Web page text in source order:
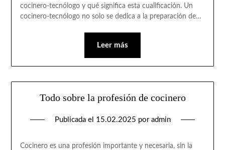
cocinero-tecnólogo y qué significa esta cualificación. Un
cocinero-tecnólogo no solo se dedica a la preparación de…
Leer más
Todo sobre la profesión de cocinero
Publicada el 15.02.2025 por admin
Cocinero es una profesión importante y necesaria, sin la